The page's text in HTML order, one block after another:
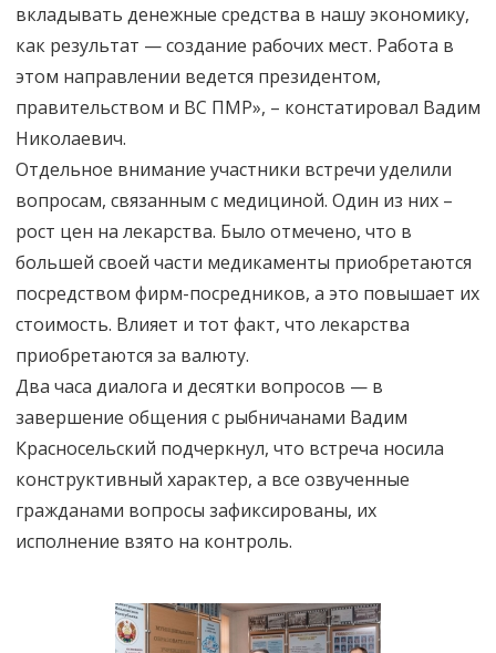
вкладывать денежные средства в нашу экономику,
как результат — создание рабочих мест. Работа в
этом направлении ведется президентом,
правительством и ВС ПМР», – констатировал Вадим
Николаевич.
Отдельное внимание участники встречи уделили
вопросам, связанным с медициной. Один из них –
рост цен на лекарства. Было отмечено, что в
большей своей части медикаменты приобретаются
посредством фирм-посредников, а это повышает их
стоимость. Влияет и тот факт, что лекарства
приобретаются за валюту.
Два часа диалога и десятки вопросов — в
завершение общения с рыбничанами Вадим
Красносельский подчеркнул, что встреча носила
конструктивный характер, а все озвученные
гражданами вопросы зафиксированы, их
исполнение взято на контроль.